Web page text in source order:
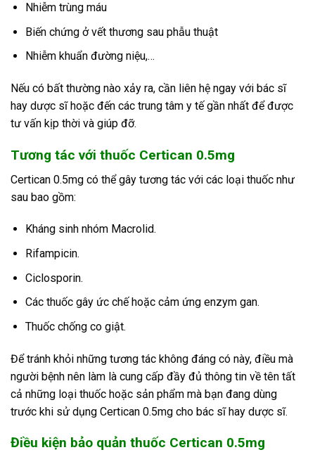
Nhiễm trùng máu
Biến chứng ở vết thương sau phẫu thuật
Nhiễm khuẩn đường niệu,…
Nếu có bất thường nào xảy ra, cần liên hệ ngay với bác sĩ
hay dược sĩ hoặc đến các trung tâm y tế gần nhất để được
tư vấn kịp thời và giúp đỡ.
Tương tác với thuốc Certican 0.5mg
Certican 0.5mg có thể gây tương tác với các loại thuốc như
sau bao gồm:
Kháng sinh nhóm Macrolid.
Rifampicin.
Ciclosporin.
Các thuốc gây ức chế hoặc cảm ứng enzym gan.
Thuốc chống co giật.
Để tránh khỏi những tương tác không đáng có này, điều mà
người bệnh nên làm là cung cấp đầy đủ thông tin về tên tất
cả những loại thuốc hoặc sản phẩm mà bạn đang dùng
trước khi sử dụng Certican 0.5mg cho bác sĩ hay dược sĩ.
Điều kiện bảo quản thuốc Certican 0.5mg